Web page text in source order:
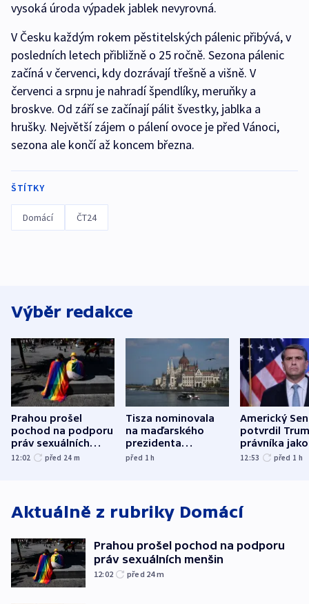
vysoká úroda výpadek jablek nevyrovná.
V Česku každým rokem pěstitelských pálenic přibývá, v
posledních letech přibližně o 25 ročně. Sezona pálenic
začíná v červenci, kdy dozrávají třešně a višně. V
červenci a srpnu je nahradí špendlíky, meruňky a
broskve. Od září se začínají pálit švestky, jablka a
hrušky. Největší zájem o pálení ovoce je před Vánoci,
sezona ale končí až koncem března.
ŠTÍTKY
Domácí ČT24
Výběr redakce
Prahou prošel
pochod na podporu
práv sexuálních
menšin
12:02 před 24 m
Tisza nominovala
na maďarského
prezidenta
bývalého šéfa
před 1h
Americký
potvrdil
právníka jako
ministra
12:53 před 1 h
Aktuálně z rubriky Domácí
Prahou prošel pochod na podporu
práv sexuálních menšin
12:02 před 24m